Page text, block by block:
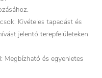
Kivételes tapadást és
jelentő terepfelületeken
Megbízható és egyenletes